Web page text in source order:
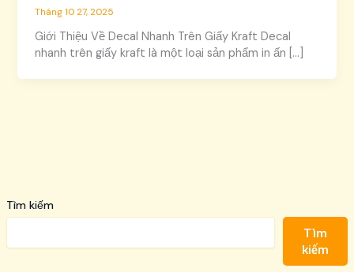
Tìm kiếm
Tìm
kiếm
Tháng 10 27, 2025
Giới Thiệu Về Decal Nhanh Trên Giấy Kraft Decal
nhanh trên giấy kraft là một loại sản phẩm in ấn […]